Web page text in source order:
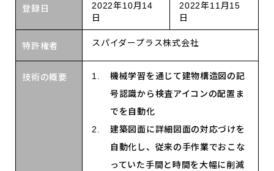
登録日
2022年10月14
日
2022年11月15
日
特許権者 スパイダープラス株式会社
技術の概要
機械学習を通じて建物構造図の記
号認識から検査アイコンの配置ま
でを自動化
建築図面に詳細図面の対応づけを
自動化し、従来の手作業でおこな
っていた手間と時間を大幅に削減